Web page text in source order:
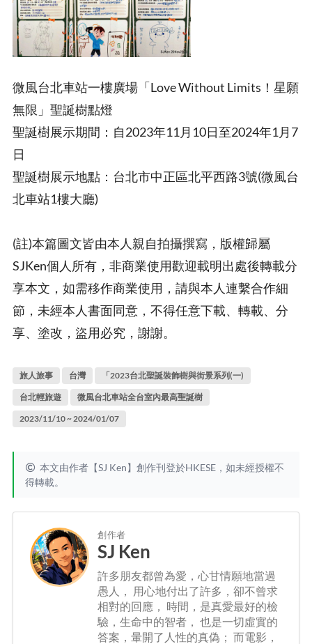
微風台北車站一樓廣場「Love Without Limits！星願
無限」聖誕樹點燈
聖誕樹展示期間：自2023年11月10日至2024年1月7
日
聖誕樹展示地點：台北市中正區北平西路3號(微風台
北車站1樓大廳)
(註)本篇圖文皆由本人親自拍攝撰寫，版權歸屬
SJKen個人所有，非商業使用歡迎載明出處後轉載分
享本文，如需移作商業使用，請與本人連繫合作細
節，未經本人書面同意，不得任意下載、轉載、分
享、塗改，盜用必究，謝謝。
旅人旅事 台灣 「2023台北聖誕裝飾樹與街景系列(一)
台北輕旅遊 微風台北車站全台室內最高聖誕樹
2023/11/10 ~ 2024/01/07
本文由作者【SJ Ken】創作刊登於HKESE，如未經授權不
得轉載。
創作者
SJ Ken
許多朋友都曾為愛，心甘情願地當過
愚人， 用心地付出了許多，卻不曾求
相對的回應， 時間，是真愛最好的檢
驗，生命中的智者， 也是一切虛實的
答案，暈開了人性的真偽； 而電影，